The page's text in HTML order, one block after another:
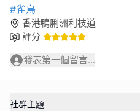
#雀鳥
香港鴨脷洲利枝道
評分
發表第一個留言...
社群主題